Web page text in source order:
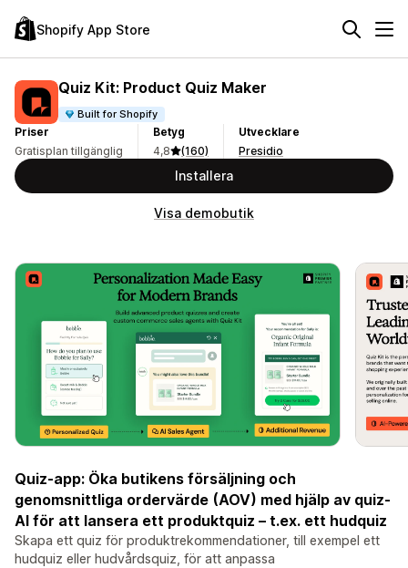
Shopify App Store
Quiz Kit: Product Quiz Maker
Built for Shopify
Priser
Gratisplan tillgänglig
Betyg
4,8
(160)
Utvecklare
Presidio
Installera
Visa demobutik
Quiz-app: Öka butikens försäljning och
genomsnittliga ordervärde (AOV) med hjälp av quiz-
AI för att lansera ett produktquiz – t.ex. ett hudquiz
Skapa ett quiz för produktrekommendationer, till exempel ett
hudquiz eller hudvårdsquiz, för att anpassa